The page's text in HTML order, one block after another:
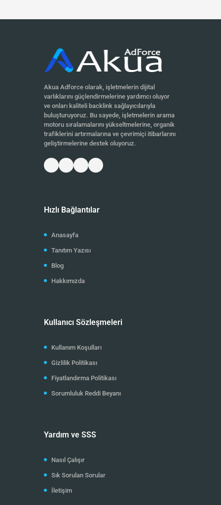
Akua Adforce olarak, işletmelerin dijital
varlıklarını güçlendirmelerine yardımcı oluyor
ve onları kaliteli backlink sağlayıcılarıyla
buluşturuyoruz. Bu sayede, işletmelerin arama
motoru sıralamalarını yükseltmelerine, organik
trafiklerini artırmalarına ve çevrimiçi itibarlarını
geliştirmelerine destek oluyoruz.
Hızlı Bağlantılar
Anasayfa
Tanıtım Yazısı
Blog
Hakkımızda
Kullanıcı Sözleşmeleri
Kullanım Koşulları
Gizlilik Politikası
Fiyatlandırma Politikası
Sorumluluk Reddi Beyanı
Yardım ve SSS
Nasıl Çalışır
Sık Sorulan Sorular
İletişim